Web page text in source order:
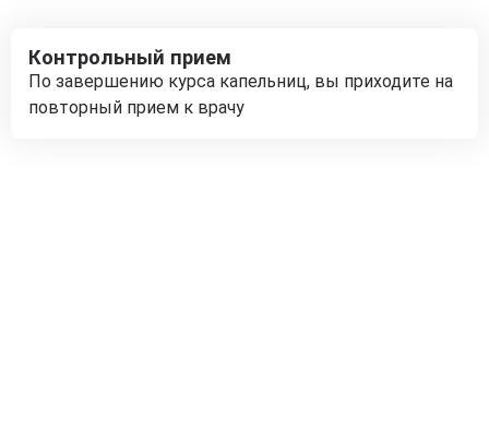
Контрольный прием
По завершению курса капельниц, вы приходите на
повторный прием к врачу